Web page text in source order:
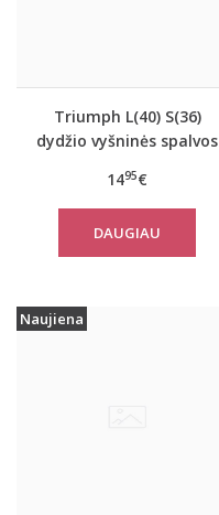
Triumph L(40) S(36)
dydžio vyšninės spalvos
EverNew SH01
1495€
DAUGIAU
Naujiena